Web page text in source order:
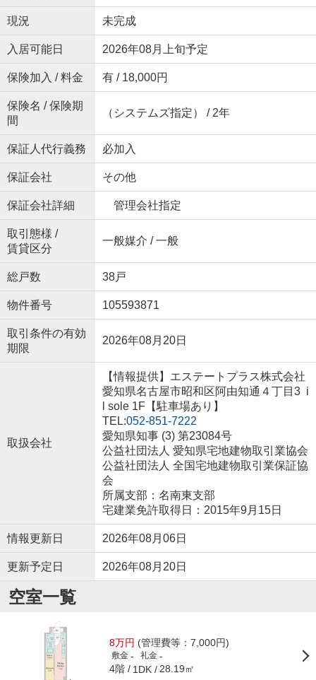
現況 未完成
入居可能日 2026年08月上旬予定
保険加入 / 料金 有 / 18,000円
保険名 / 保険期
間
（システムズ指定） / 2年
保証人代行義務 必加入
保証会社 その他
保証会社詳細 管理会社指定
取引態様 /
賃貸区分
一般媒介 / 一般
総戸数 38戸
物件番号 105593871
取引条件の有効
期限
2026年08月20日
取扱会社
【情報提供】エステートプラス株式会社
愛知県名古屋市昭和区阿由知通４丁目3 i
l sole 1F【駐車場あり】
TEL:052-851-7222
愛知県知事 (3) 第23084号
公益社団法人 愛知県宅地建物取引業協会
公益社団法人 全国宅地建物取引業保証協
会
所属支部：名南東支部
宅建業免許取得日：2015年9月15日
情報更新日 2026年08月06日
更新予定日 2026年08月20日
空室一覧
8万円 (管理費等：7,000円)
敷金 - 礼金 -
4階 1DK 28.19㎡